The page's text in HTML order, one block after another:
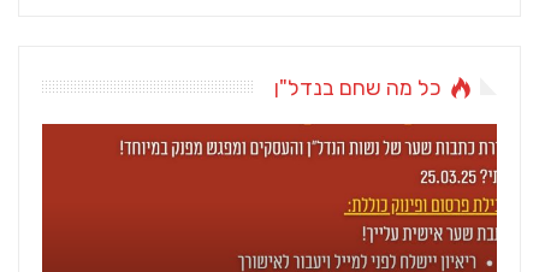
כל מה שחם בנדל"ן